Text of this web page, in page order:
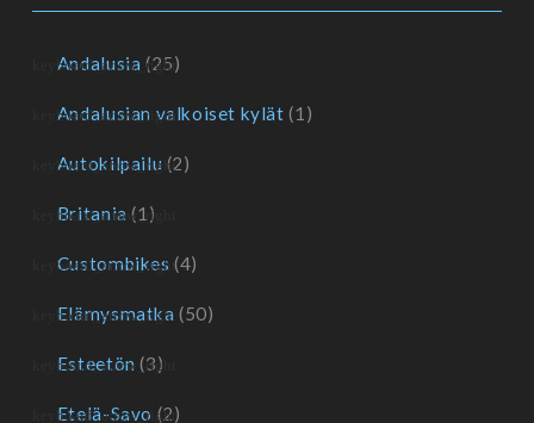
Andalusia (25)
Andalusian valkoiset kylät (1)
Autokilpailu (2)
Britania (1)
Custombikes (4)
Elämysmatka (50)
Esteetön (3)
Etelä-Savo (2)